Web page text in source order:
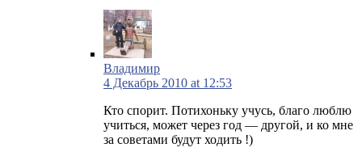
Владимир
4 Декабрь 2010 at 12:53
Кто спорит. Потихоньку учусь, благо люблю
учиться, может через год — другой, и ко мне
за советами будут ходить !)